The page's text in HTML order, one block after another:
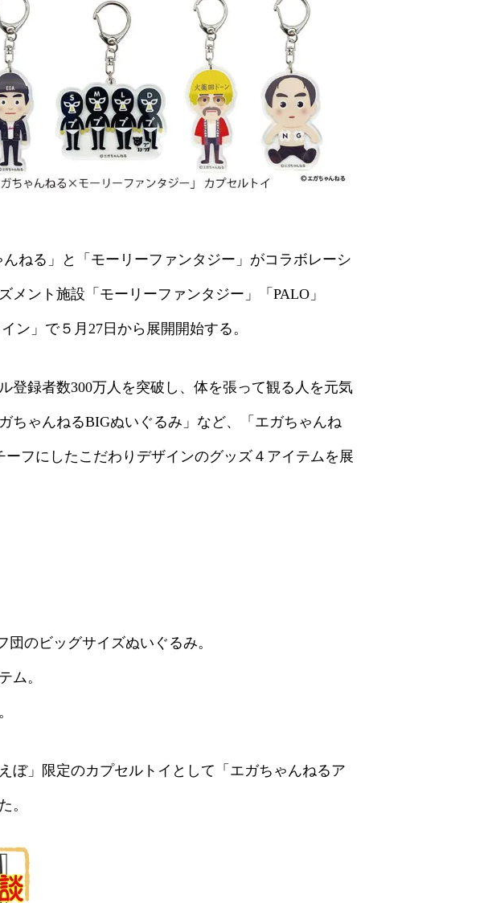
ねる」と「モーリーファンタジー」がコラボレーシ
ント施設「モーリーファンタジー」「PALO」
ン」で５月27日から展開開始する。
登録者数300万人を突破し、体を張って観る人を元気
ちゃんねるBIGぬいぐるみ」など、「エガちゃんね
フにしたこだわりデザインのグッズ４アイテムを展
のビッグサイズぬいぐるみ。
ム。
ぼ」限定のカプセルトイとして「エガちゃんねるア
。